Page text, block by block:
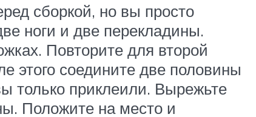
сборкой, но вы просто
ноги и две перекладины.
Повторите для второй
этого соедините две половины
только приклеили. Вырежьте
Положите на место и